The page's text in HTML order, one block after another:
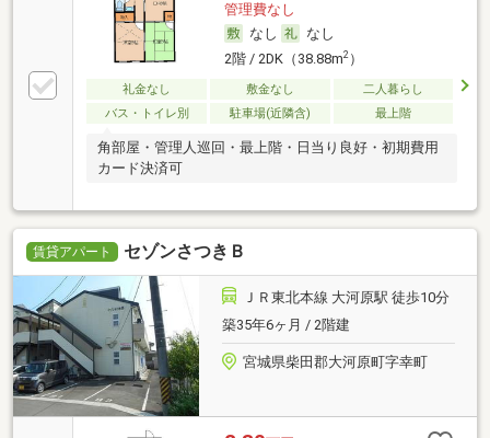
管理費なし
なし
なし
2階 / 2DK（38.88m2）
礼金なし 敷金なし
二人暮らし
バス・トイレ別
駐車場(近隣含) 最上階
角部屋・管理人巡回・最上階・日当り良好・初期費用
カード決済可
賃貸アパート セゾンさつきＢ
ＪＲ東北本線 大河原駅 徒歩10分
築35年6ヶ月 / 2階建
宮城県柴田郡大河原町字幸町